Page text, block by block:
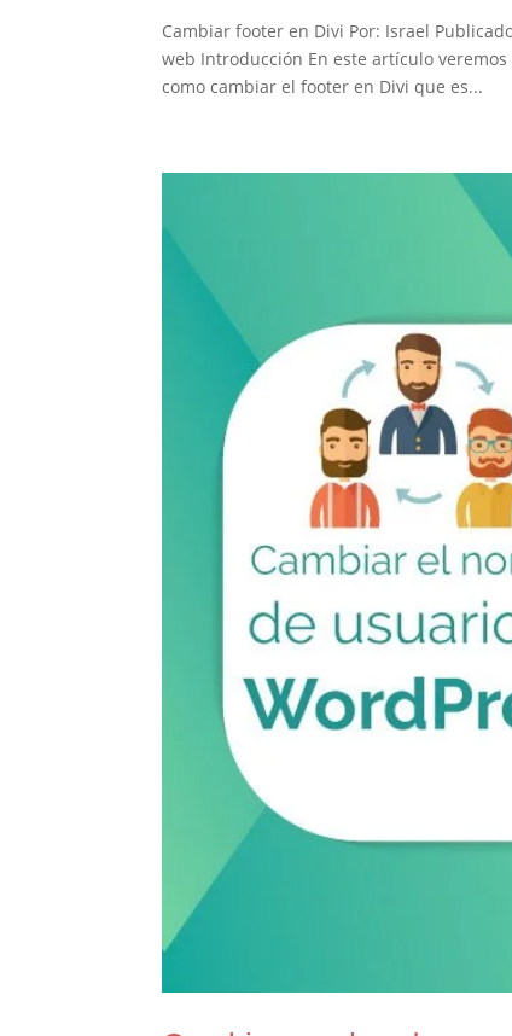
Cambiar footer en Divi Por: Israel
web Introducción En este artículo
como cambiar el footer en Divi que es...